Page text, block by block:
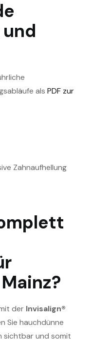
als PDF zur
Zahnaufhellung
der Invisalign®
Sie hauchdünne
sichtbar und somit